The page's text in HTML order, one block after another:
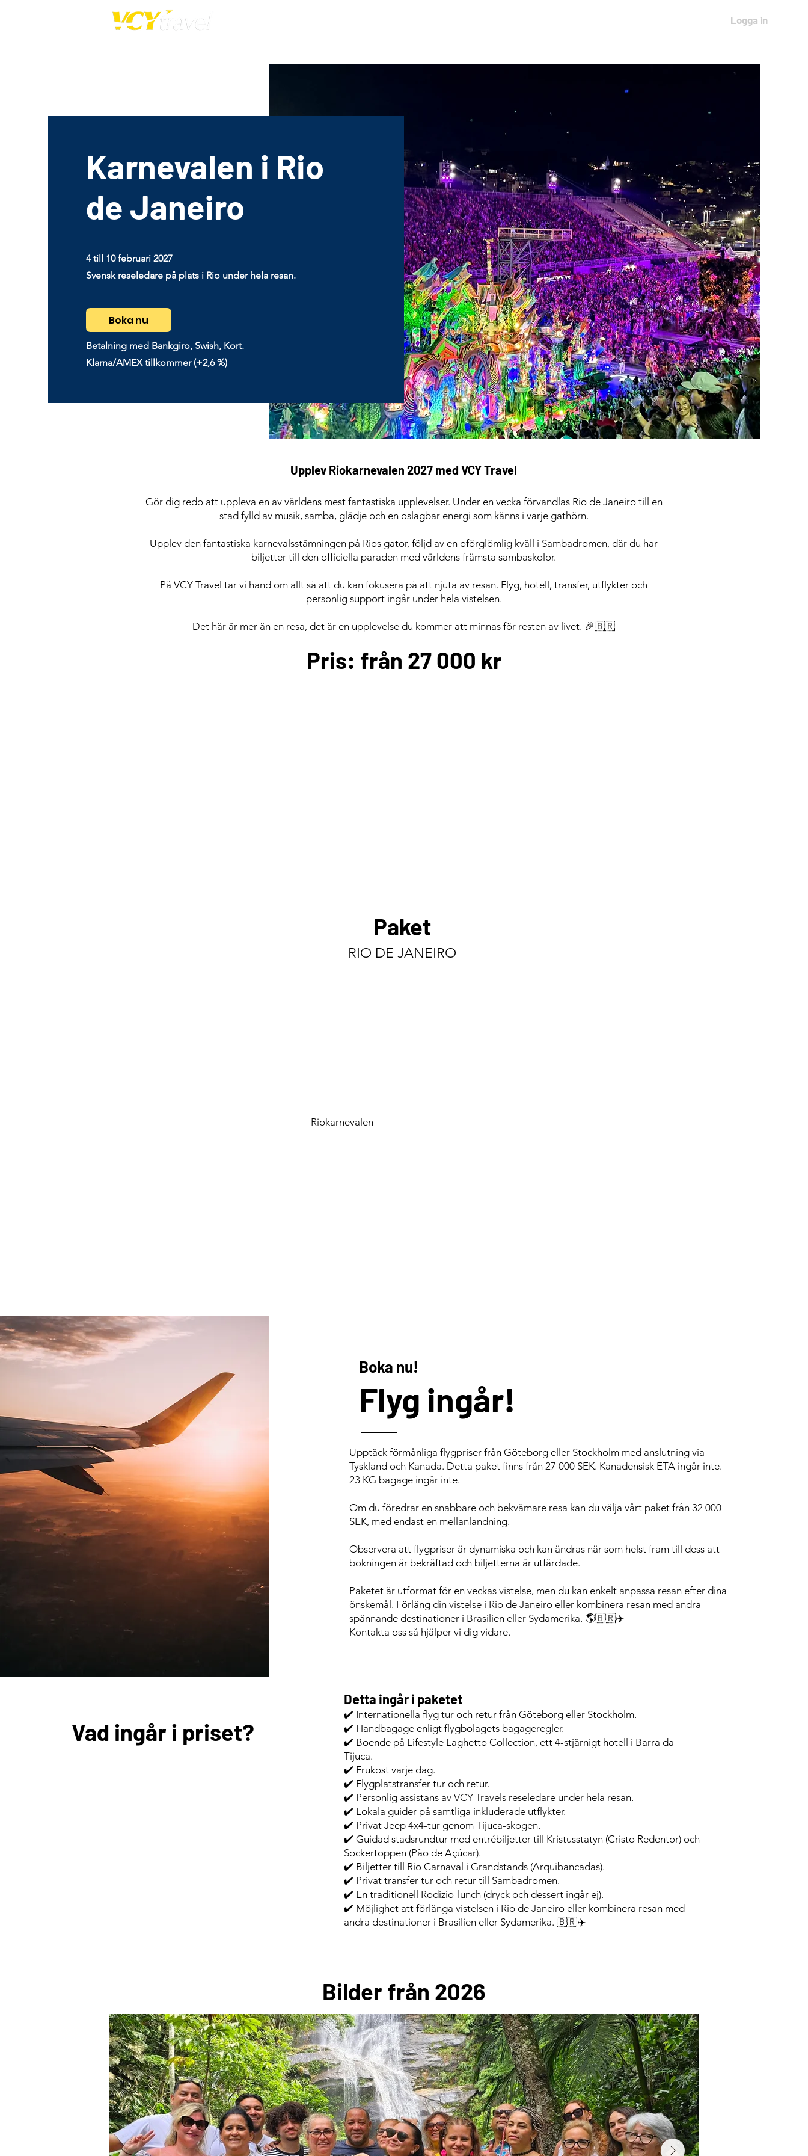
Logga in
Karnevalen i Rio
de Janeiro
4 till 10 februari 2027
Svensk reseledare på plats i Rio under hela resan.
Boka nu
Betalning med Bankgiro, Swish, Kort.
Klarna/AMEX tillkommer (+2,6 %)
Upplev Riokarnevalen 2027 med VCY Travel
Gör dig redo att uppleva en av världens mest fantastiska upplevelser. Under en vecka förvandlas Rio de Janeiro till en
stad fylld av musik, samba, glädje och en oslagbar energi som känns i varje gathörn.
Upplev den fantastiska karnevalsstämningen på Rios gator, följd av en oförglömlig kväll i Sambadromen, där du har
biljetter till den officiella paraden med världens främsta sambaskolor.
På VCY Travel tar vi hand om allt så att du kan fokusera på att njuta av resan. Flyg, hotell, transfer, utflykter och
personlig support ingår under hela vistelsen.
Det här är mer än en resa, det är en upplevelse du kommer att minnas för resten av livet. 🎉🇧🇷
Pris: från 27 000 kr
Paket
RIO DE JANEIRO
Riokarnevalen
Boka nu!
Flyg ingår!
Upptäck förmånliga flygpriser från Göteborg eller Stockholm med anslutning via
Tyskland och Kanada. Detta paket finns från 27 000 SEK. Kanadensisk ETA ingår inte.
23 KG bagage ingår inte.
Om du föredrar en snabbare och bekvämare resa kan du välja vårt paket från 32 000
SEK, med endast en mellanlandning.
Observera att flygpriser är dynamiska och kan ändras när som helst fram till dess att
bokningen är bekräftad och biljetterna är utfärdade.
Paketet är utformat för en veckas vistelse, men du kan enkelt anpassa resan efter dina
önskemål. Förläng din vistelse i Rio de Janeiro eller kombinera resan med andra
spännande destinationer i Brasilien eller Sydamerika. 🌎🇧🇷✈️
Kontakta oss så hjälper vi dig vidare.
Vad ingår i priset?
Detta ingår i paketet
✔️ Internationella flyg tur och retur från Göteborg eller Stockholm.
✔️ Handbagage enligt flygbolagets bagageregler.
✔️ Boende på Lifestyle Laghetto Collection, ett 4-stjärnigt hotell i Barra da
Tijuca.
✔️ Frukost varje dag.
✔️ Flygplatstransfer tur och retur.
✔️ Personlig assistans av VCY Travels reseledare under hela resan.
✔️ Lokala guider på samtliga inkluderade utflykter.
✔️ Privat Jeep 4x4-tur genom Tijuca-skogen.
✔️ Guidad stadsrundtur med entrébiljetter till Kristusstatyn (Cristo Redentor) och
Sockertoppen (Pão de Açúcar).
✔️ Biljetter till Rio Carnaval i Grandstands (Arquibancadas).
✔️ Privat transfer tur och retur till Sambadromen.
✔️ En traditionell Rodizio-lunch (dryck och dessert ingår ej).
✔️ Möjlighet att förlänga vistelsen i Rio de Janeiro eller kombinera resan med
andra destinationer i Brasilien eller Sydamerika. 🇧🇷✈️
Bilder från 2026